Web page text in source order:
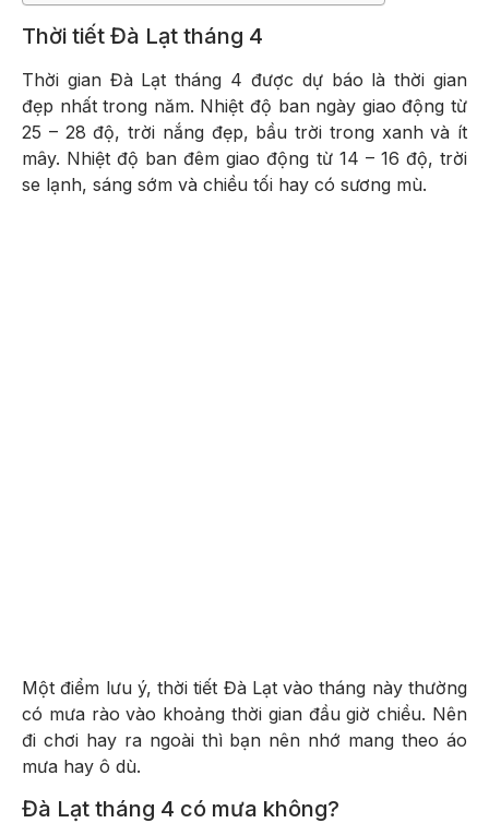
Thời tiết Đà Lạt tháng 4
Thời gian Đà Lạt tháng 4 được dự báo là thời gian
đẹp nhất trong năm. Nhiệt độ ban ngày giao động từ
25 – 28 độ, trời nắng đẹp, bầu trời trong xanh và ít
mây. Nhiệt độ ban đêm giao động từ 14 – 16 độ, trời
se lạnh, sáng sớm và chiều tối hay có sương mù.
Một điểm lưu ý, thời tiết Đà Lạt vào tháng này thường
có mưa rào vào khoảng thời gian đầu giờ chiều. Nên
đi chơi hay ra ngoài thì bạn nên nhớ mang theo áo
mưa hay ô dù.
Đà Lạt tháng 4 có mưa không?